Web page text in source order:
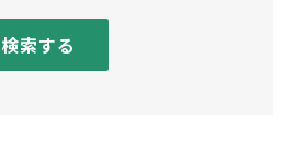
検索する